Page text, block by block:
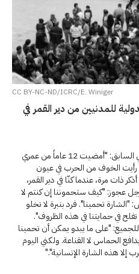
CC BY-NC-ND/ICRC/E. Winiger
للمدنيين من دير القمر في
دميانوس قطار، وزير المالية اللبناني السابق: "أمضيت 12 عاماً من عمري
رأيت الخوف من الحرب في عيون
ذات مرة، عندما كنّا في دير القمر،
رجل عجوز: "كيف ستحموننا إن كنتم لا
تحمينا". فرد بنبرة لا تخلو
في حمايتنا في هذه الظروف".
"على ما يبدو يمكن أن تحمينا
الحماس لا القناعة. ولكني اليوم
إلا هذه الشارة الإنسانية"."